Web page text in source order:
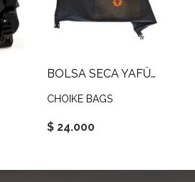
BOLSA SECA YAFÜN 10-15L
CHOIKE BAGS
$ 24.000